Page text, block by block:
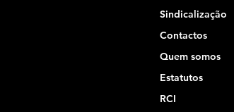
Sindicalização
Contactos
Quem somos
Estatutos
RCI